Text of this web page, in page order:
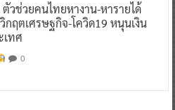
วช่วยคนไทยหางาน-หารายได้
กฤตเศรษฐกิจ-โควิด19 หนุนเงิน
เทศ
0